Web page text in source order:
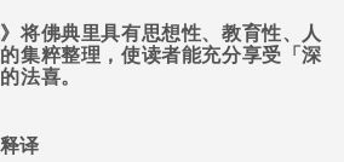
将佛典里具有思想性、教育性、人
集粹整理，使读者能充分享受「深
法喜。
译